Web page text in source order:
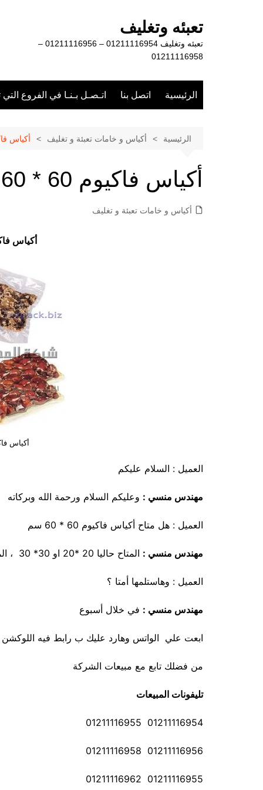
تعبئه وتغليف
تعبئه وتغليف 01211116954 – 01211116956 –
01211116958
الرئيسية اتصل بنا اتـصـل بـنـا في الفروع
الرئيسية أكياس و خامات تعبئة و تغليف أكياس فاكيوم
أكياس فاكيوم 60 * 60 سم
أكياس و خامات تعبئة و تغليف
أكياس فاكيوم
أكياس فاكيوم
العميل : السلام عليكم
مهندس منسي : وعليكم السلام ورحمة الله وبركاته
العميل : هل متاح أكياس فاكيوم 60 * 60 سم
مهندس منسي : المتاح حاليا 20 *20 او 30* 30 ، المقاسات الكبيرة بالطلب
العميل : وهاستلمها أمتا ؟
مهندس منسي : في خلال أسبوع
ابعت علي الواتس وهارد عليك ب رابط فيه اللوكشن
من فضلك تابع مع مبيعات الشركة
تليفونات المبيعات
01211116954 01211116955
01211116956 01211116958
01211116955 01211116962